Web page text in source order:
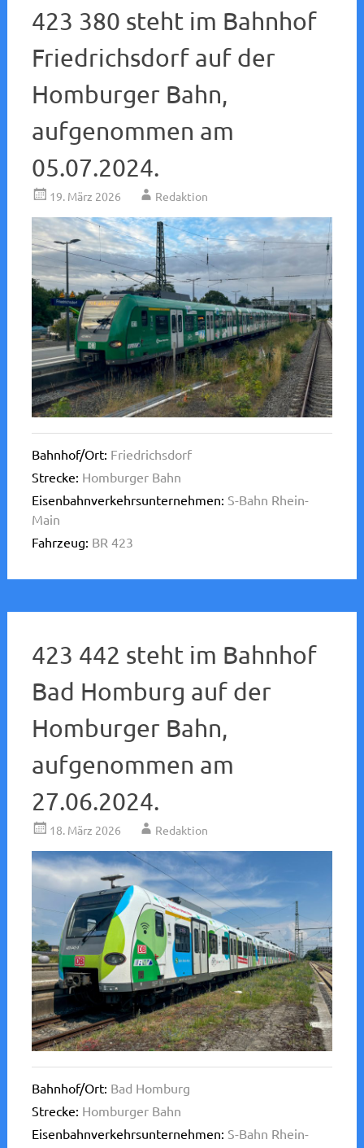
423 380 steht im Bahnhof
Friedrichsdorf auf der
Homburger Bahn,
aufgenommen am
05.07.2024.
19. März 2026 Redaktion
Bahnhof/Ort: Friedrichsdorf
Strecke: Homburger Bahn
Eisenbahnverkehrsunternehmen: S-Bahn Rhein-
Main
Fahrzeug: BR 423
423 442 steht im Bahnhof
Bad Homburg auf der
Homburger Bahn,
aufgenommen am
27.06.2024.
18. März 2026 Redaktion
Bahnhof/Ort: Bad Homburg
Strecke: Homburger Bahn
Eisenbahnverkehrsunternehmen: S-Bahn Rhein-